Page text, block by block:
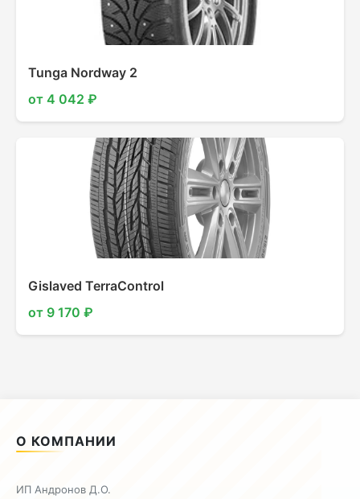
Tunga Nordway 2
от 4 042 ₽
Gislaved TerraControl
от 9 170 ₽
О КОМПАНИИ
ИП Андронов Д.О.